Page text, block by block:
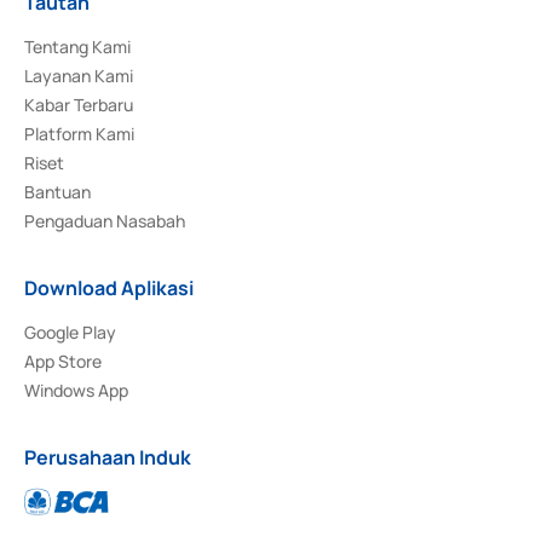
Tentang Kami
Layanan Kami
Kabar Terbaru
Platform Kami
Riset
Bantuan
Pengaduan Nasabah
Download Aplikasi
Google Play
App Store
Windows App
Perusahaan Induk